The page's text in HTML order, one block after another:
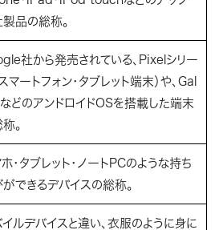
製品の総称。
社から発売されている、Pixelシリー
マートフォン・タブレット端末）や、Gal
どのアンドロイドOSを搭載した端末
。
・タブレット・ノートPCのような持ち
できるデバイスの総称。
イルデバイスと違い、衣服のように身に